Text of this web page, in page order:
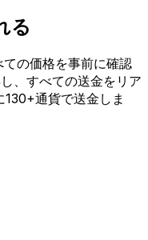
る
の価格を事前に確認
、すべての送金をリア
通貨で送金しま